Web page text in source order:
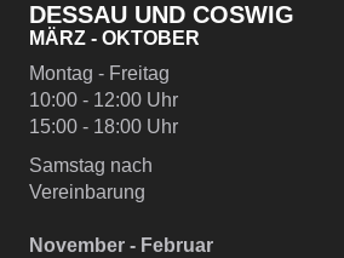
DESSAU UND COSWIG
MÄRZ - OKTOBER
Montag - Freitag
10:00 - 12:00 Uhr
15:00 - 18:00 Uhr
Samstag nach
Vereinbarung
November - Februar